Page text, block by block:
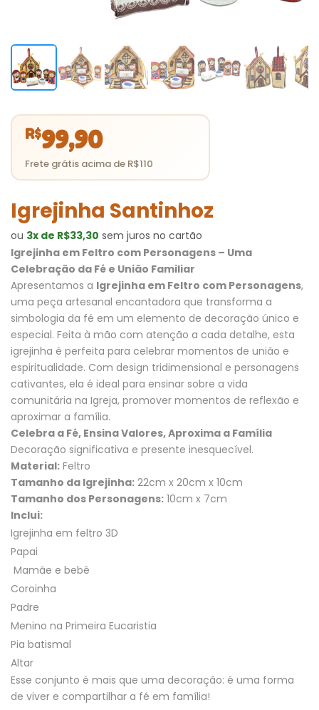
Igrejinha Santinhoz
R$99,90
ou 3x de R$33,30 sem juros no cartão
Igrejinha em Feltro com Personagens – Uma
Celebração da Fé e União Familiar
Apresentamos a Igrejinha em Feltro com Personagens,
uma peça artesanal encantadora que transforma a
simbologia da fé em um elemento de decoração único e
especial. Feita à mão com atenção a cada detalhe, esta
igrejinha é perfeita para celebrar momentos de união e
espiritualidade. Com design tridimensional e personagens
cativantes, ela é ideal para ensinar sobre a vida
comunitária na Igreja, promover momentos de reflexão e
aproximar a família.
Celebra a Fé, Ensina Valores, Aproxima a Família
Decoração significativa e presente inesquecível.
Material: Feltro
Tamanho da Igrejinha: 22cm x 20cm x 10cm
Tamanho dos Personagens: 10cm x 7cm
Inclui:
Igrejinha em feltro 3D
Papai
Mamãe e bebê
Coroinha
Padre
Menino na Primeira Eucaristia
Pia batismal
Altar
Esse conjunto é mais que uma decoração: é uma forma
de viver e compartilhar a fé em família!